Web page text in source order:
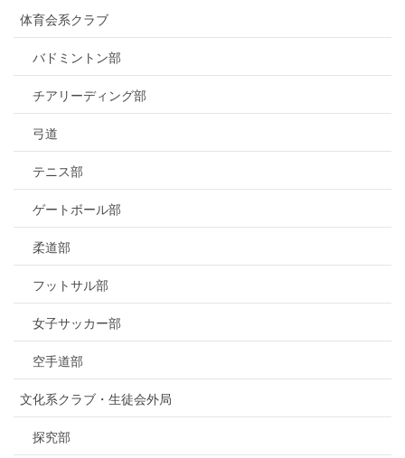
体育会系クラブ
バドミントン部
チアリーディング部
弓道
テニス部
ゲートボール部
柔道部
フットサル部
女子サッカー部
空手道部
文化系クラブ・生徒会外局
探究部